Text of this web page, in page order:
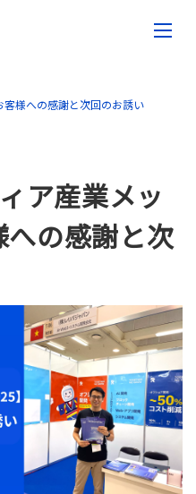
客様への感謝と次回のお誘い
ア産業メッ
の感謝と次